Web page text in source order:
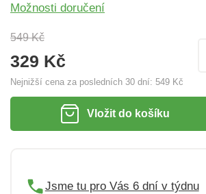
549 Kč
329 Kč
Nejnižší cena za posledních 30 dní: 549 Kč
Možnosti doručení
Vložit do košíku
Jsme tu pro Vás 6 dní v týdnu